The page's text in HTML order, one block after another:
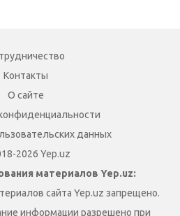
Контакты
О сайте
данных
2026 Yep.uz
материалов Yep.uz:
сайта Yep.uz запрещено.
информации разрешено при